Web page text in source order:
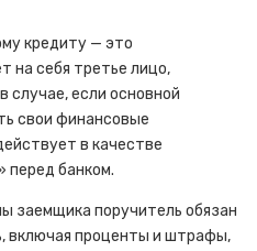
кредиту — это
на себя третье лицо,
случае, если основной
свои финансовые
в качестве
перед банком.
заемщика поручитель обязан
включая проценты и штрафы,